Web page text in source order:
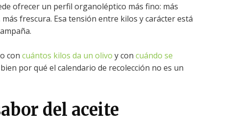
ofrecer un perfil organoléptico más fino: más
frescura. Esa tensión entre kilos y carácter está
con cuántos kilos da un olivo y con cuándo se
por qué el calendario de recolección no es un
del aceite